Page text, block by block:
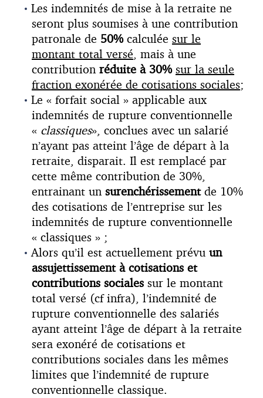
Les indemnités de mise à la retraite ne
seront plus soumises à une contribution
patronale de 50%calculée sur le
montant total versé, mais à une
contribution réduite à 30% sur la seule
fraction exonérée de cotisations sociales;
Le « forfait social » applicable aux
indemnités de rupture conventionnelle
« classiques», conclues avec un salarié
n’ayant pas atteint l’âge de départ à la
retraite, disparait. Il est remplacé par
cette même contribution de 30%,
entrainant un surenchérissementde 10%
des cotisations de l’entreprise sur les
indemnités de rupture conventionnelle
« classiques » ;
Alors qu’il est actuellement prévu un
assujettissement à cotisations et
contributions sociales sur le montant
total versé (cf infra), l’indemnité de
rupture conventionnelle des salariés
ayant atteint l’âge de départ à la retraite
sera exonéré de cotisations et
contributions sociales dans les mêmes
limites que l’indemnité de rupture
conventionnelle classique.